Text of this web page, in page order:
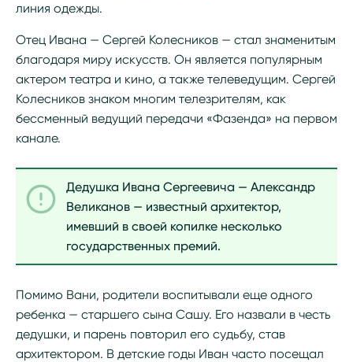
линия одежды.
Отец Ивана — Сергей Колесников — стал знаменитым
благодаря миру искусств. Он является популярным
актером театра и кино, а также телеведущим. Сергей
Колесников знаком многим телезрителям, как
бессменный ведущий передачи «Фазенда» на первом
канале.
Дедушка Ивана Сергеевича — Александр
Великанов — известный архитектор,
имевший в своей копилке несколько
государственных премий.
Помимо Вани, родители воспитывали еще одного
ребенка — старшего сына Сашу. Его назвали в честь
дедушки, и парень повторил его судьбу, став
архитектором. В детские годы Иван часто посещал